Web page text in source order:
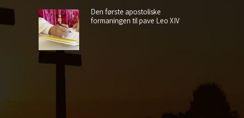
Den første apostoliske
formaningen til pave Leo XIV